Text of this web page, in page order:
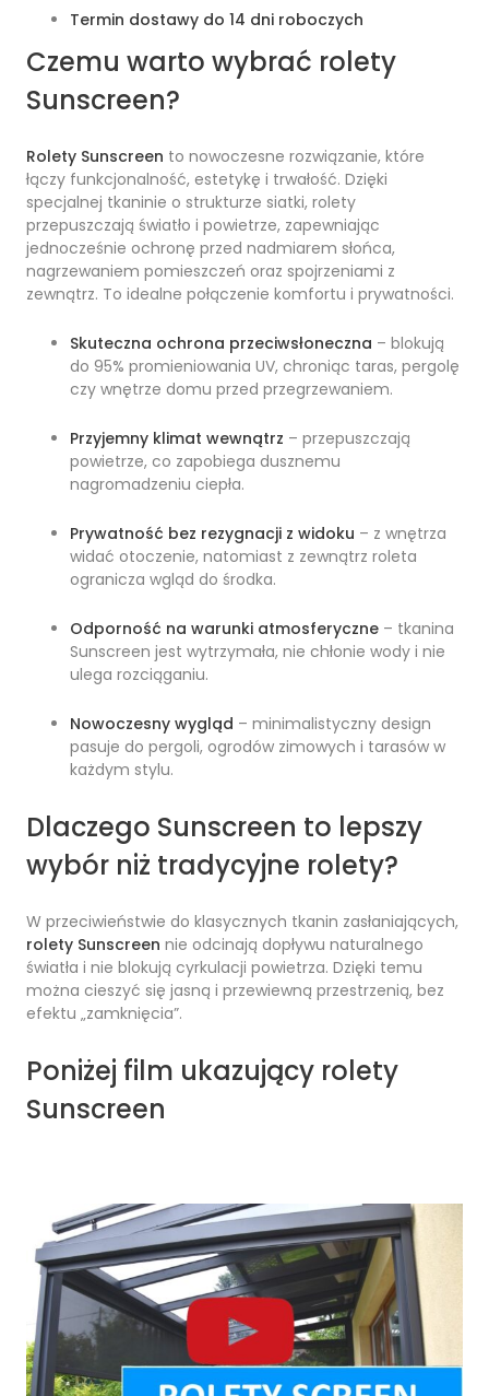
Termin dostawy do 14 dni roboczych
Czemu warto wybrać rolety
Sunscreen?
Rolety Sunscreen to nowoczesne rozwiązanie, które
łączy funkcjonalność, estetykę i trwałość. Dzięki
specjalnej tkaninie o strukturze siatki, rolety
przepuszczają światło i powietrze, zapewniając
jednocześnie ochronę przed nadmiarem słońca,
nagrzewaniem pomieszczeń oraz spojrzeniami z
zewnątrz. To idealne połączenie komfortu i prywatności.
Skuteczna ochrona przeciwsłoneczna – blokują
do 95% promieniowania UV, chroniąc taras, pergolę
czy wnętrze domu przed przegrzewaniem.
Przyjemny klimat wewnątrz – przepuszczają
powietrze, co zapobiega dusznemu
nagromadzeniu ciepła.
Prywatność bez rezygnacji z widoku – z wnętrza
widać otoczenie, natomiast z zewnątrz roleta
ogranicza wgląd do środka.
Odporność na warunki atmosferyczne – tkanina
Sunscreen jest wytrzymała, nie chłonie wody i nie
ulega rozciąganiu.
Nowoczesny wygląd – minimalistyczny design
pasuje do pergoli, ogrodów zimowych i tarasów w
każdym stylu.
Dlaczego Sunscreen to lepszy
wybór niż tradycyjne rolety?
W przeciwieństwie do klasycznych tkanin zasłaniających,
rolety Sunscreen nie odcinają dopływu naturalnego
światła i nie blokują cyrkulacji powietrza. Dzięki temu
można cieszyć się jasną i przewiewną przestrzenią, bez
efektu „zamknięcia”.
Poniżej film ukazujący rolety
Sunscreen